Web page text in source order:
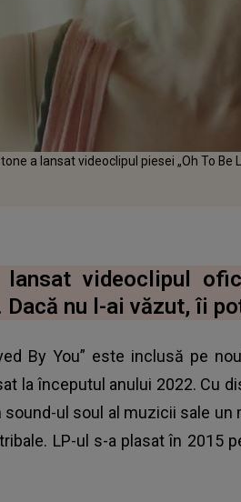
a lansat videoclipul piesei „Oh To Be
videoclipul
Dacă nu l-ai văzut, îi
By You” este inclusă pe
la începutul anului 2022. Cu
ul soul al muzicii sale un
LP-ul s-a plasat în 2015